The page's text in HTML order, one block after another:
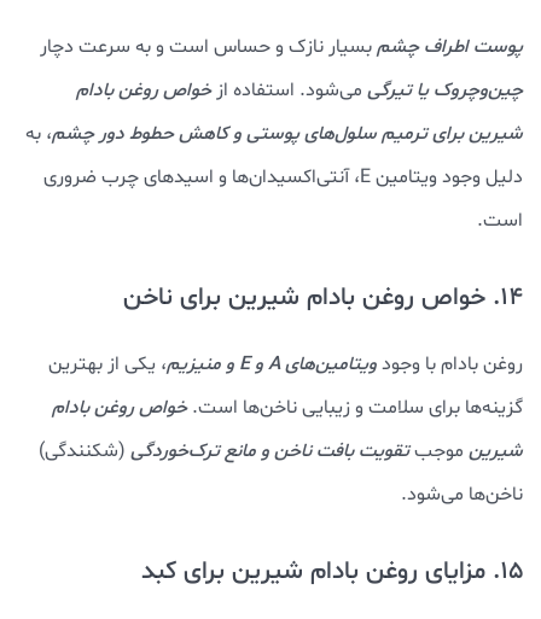
پوست اطراف چشمبسیار نازک و حساس است و به سرعت دچار
چین‌وچروک یا تیرگی می‌شود. استفاده ازخواص روغن بادام
شيرينبرای ترمیم سلول‌های پوستی و کاهش حطوط دور چشم، به
دلیل وجود ویتامین E، آنتی‌اکسیدان‌ها و اسیدهای چرب ضروری
است.
14. خواص روغن بادام شيرين برای ناخن
روغن بادام با وجودویتامین‌های A و E و منیزیم
، یکی از بهترین
گزینه‌ها برای سلامت و زیبایی ناخن‌ها است.خواص روغن بادام
شيرين موجبتقویت بافت ناخن و مانع ترک‌خوردگی (شکنندگی)
ناخن‌ها می‌شود.
15. مزایای روغن بادام شیرین برای کبد